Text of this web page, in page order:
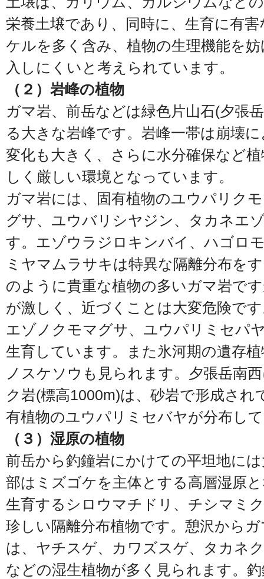
栄養土壌であり、同時に、生育に有
ケルを多く含み、植物の生理機能を
入しにくいと考えられています。
（２）岩峰の植物
ガマ岩、前岳などは緑色片山石(夕張
る大きな岩峰です。岩峰一帯は崩壊
変化も大きく、さらに水分確保など
しく厳しい環境となっています。
ガマ岩には、固有植物のユウパリク
グサ、ユウバリシヤジン、タカネエ
す。エゾウラジロキンバイ、ハゴロ
ミヤマムラサキは特異な隔離分布を
のように貴重な植物の多いガマ岩で
が激しく、近づくことは大変危険で
エゾノクモマグサ、ユウパリミセパ
生育しています。また氷河期の遺存
ノスケソウも見られます。夕張岳南
ク岩(標高1000m)は、砂岩で形成さ
有植物のユウパリミセバヤが分布し
（３）湿原の植物
前岳から釣鐘岩にかけての平坦地に
部はミズゴケを主体とする高層湿原
生育するシロウマチドリ、チシマミ
珍しい隔離分布植物です。憩沢から
は、ヤチスゲ、カワズスゲ、タカネ
などの湿生植物が多く見られます。